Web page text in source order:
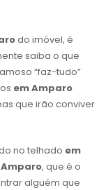
do imóvel, é
saiba o que
“faz-tudo”
em Amparo
que irão conviver
no telhado em
, que é o
alguém que